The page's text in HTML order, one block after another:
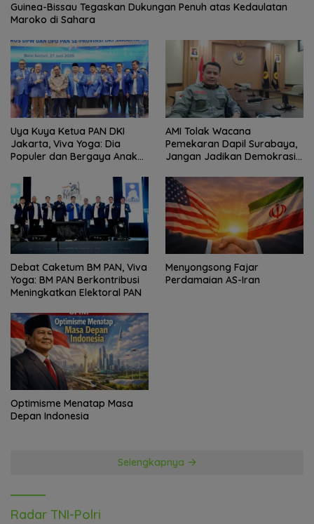
Guinea-Bissau Tegaskan Dukungan Penuh atas Kedaulatan
Maroko di Sahara
Uya Kuya Ketua PAN DKI
Jakarta, Viva Yoga: Dia
Populer dan Bergaya Anak
AMI Tolak Wacana
Pemekaran Dapil Surabaya,
Jangan Jadikan Demokrasi
Politik
Debat Caketum BM PAN, Viva
Yoga: BM PAN Berkontribusi
Meningkatkan Elektoral PAN
Menyongsong Fajar
Perdamaian AS-Iran
Optimisme Menatap Masa
Depan Indonesia
Selengkapnya
Radar TNI-Polri